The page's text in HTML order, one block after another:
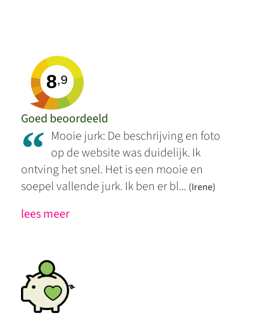
8,9
Goed beoordeeld
“ Mooie jurk: De beschrijving en foto
op de website was duidelijk. Ik
ontving het snel. Het is een mooie en
soepel vallende jurk. Ik ben er bl... (Irene)
lees meer